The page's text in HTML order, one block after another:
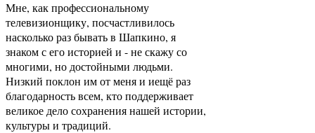
Мне, как профессиональному
телевизионщику, посчастливилось
насколько раз бывать в Шапкино, я
знаком с его историей и - не скажу со
многими, но достойными людьми.
Низкий поклон им от меня и иещё раз
благодарность всем, кто поддерживает
великое дело сохранения нашей истории,
культуры и традиций.